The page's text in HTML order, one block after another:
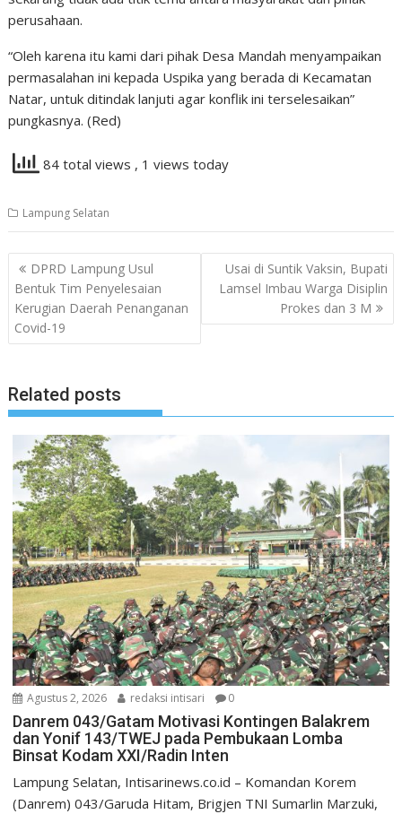
perusahaan.
“Oleh karena itu kami dari pihak Desa Mandah menyampaikan
permasalahan ini kepada Uspika yang berada di Kecamatan
Natar, untuk ditindak lanjuti agar konflik ini terselesaikan”
pungkasnya. (Red)
84 total views , 1 views today
Lampung Selatan
Navigasi
pos
DPRD Lampung Usul
Bentuk Tim Penyelesaian
Kerugian Daerah Penanganan
Covid-19
Usai di Suntik Vaksin, Bupati
Lamsel Imbau Warga Disiplin
Prokes dan 3 M
Related posts
Agustus 2, 2026 redaksi intisari 0
Danrem 043/Gatam Motivasi Kontingen Balakrem
dan Yonif 143/TWEJ pada Pembukaan Lomba
Binsat Kodam XXI/Radin Inten
Lampung Selatan, Intisarinews.co.id – Komandan Korem
(Danrem) 043/Garuda Hitam, Brigjen TNI Sumarlin Marzuki,